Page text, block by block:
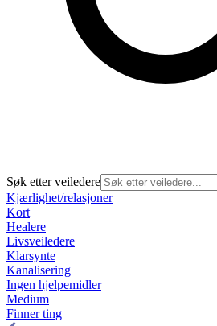
Søk etter veiledere
Kjærlighet/relasjoner
Kort
Healere
Livsveiledere
Klarsynte
Kanalisering
Ingen hjelpemidler
Medium
Finner ting